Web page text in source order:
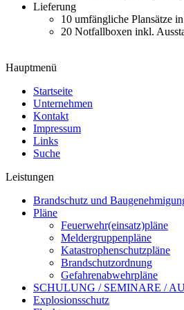
Lieferung
10 umfängliche Plansätze
20 Notfallboxen inkl.
Hauptmenü
Startseite
Unternehmen
Kontakt
Impressum
Links
Suche
Leistungen
Brandschutz und
Pläne
Feuerwehr(einsatz)pläne
Meldergruppenpläne
Katastrophenschutzpläne
Brandschutzordnung
Gefahrenabwehrpläne
SCHULUNG / SEMINARE /
Explosionsschutz